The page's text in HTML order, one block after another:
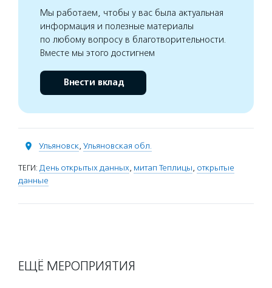
Мы работаем, чтобы у вас была актуальная
информация и полезные материалы
по любому вопросу в благотворительности.
Вместе мы этого достигнем
Внести вклад
Ульяновск, Ульяновская обл.
ТЕГИ: День открытых данных, митап Теплицы, открытые
данные
ЕЩЁ МЕРОПРИЯТИЯ